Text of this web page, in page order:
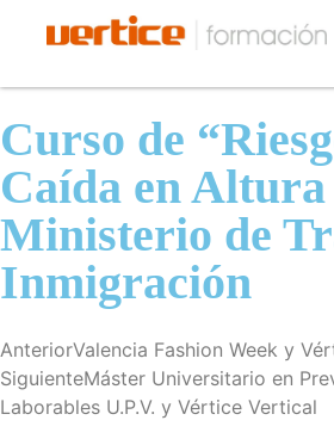
Curso de
Caída en Altura
Ministerio de
Inmigración
AnteriorValencia Fashion Week y
SiguienteMáster Universitario en
Laborables U.P.V. y Vértice Vertical